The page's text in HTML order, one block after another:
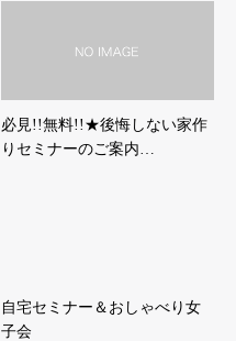
必見!!無料!!★後悔しない家作
りセミナーのご案内…
自宅セミナー＆おしゃべり女
子会